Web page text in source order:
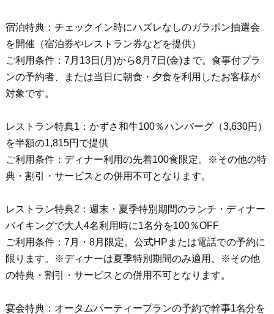
宿泊特典：チェックイン時にハズレなしのガラポン抽選会
を開催（宿泊券やレストラン券などを提供）
ご利用条件：7月13日(月)から8月7日(金)まで。食事付プラ
ンの予約者、または当日に朝食・夕食を利用したお客様が
対象です。
レストラン特典1：かずさ和牛100％ハンバーグ（3,630円）
を半額の1,815円で提供
ご利用条件：ディナー利用の先着100食限定。※その他の特
典・割引・サービスとの併用不可となります。
レストラン特典2：週末・夏季特別期間のランチ・ディナー
バイキングで大人4名利用時に1名分を100％OFF
ご利用条件：7月・8月限定。公式HPまたは電話での予約に
限ります。※ディナーは夏季特別期間のみ適用。※その他
の特典・割引・サービスとの併用不可となります。
宴会特典：オータムパーティープランの予約で幹事1名分を